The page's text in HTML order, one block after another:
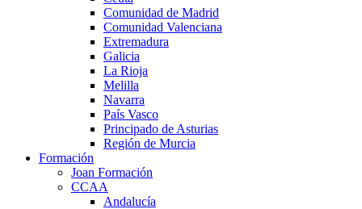
Comunidad de Madrid
Comunidad Valenciana
Extremadura
Galicia
La Rioja
Melilla
Navarra
País Vasco
Principado de Asturias
Región de Murcia
Formación
Joan Formación
CCAA
Andalucía